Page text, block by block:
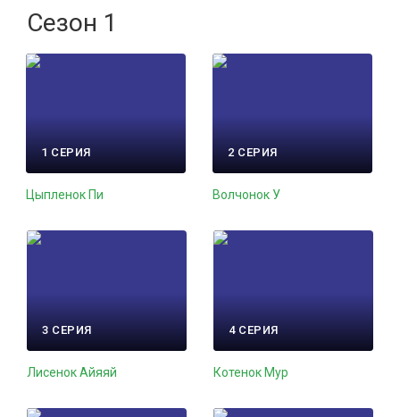
Сезон 1
1 СЕРИЯ
Цыпленок Пи
2 СЕРИЯ
Волчонок У
3 СЕРИЯ
Лисенок Айяяй
4 СЕРИЯ
Котенок Мур